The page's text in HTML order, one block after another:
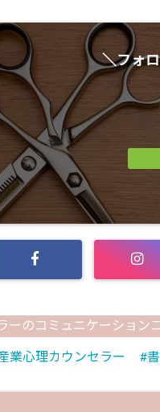
＼フォ
ーのコミュニケーション
業心理カウンセラー